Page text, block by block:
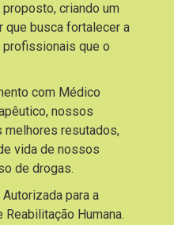
criando um
que busca fortalecer a
que o
com Médico
nossos
melhores resutados,
vida de nossos
de drogas.
para a
Humana.